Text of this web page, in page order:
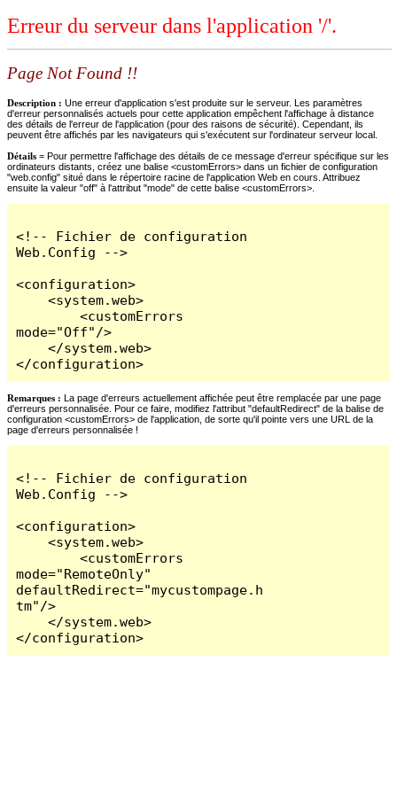
Erreur du serveur dans l'application '/'.
Page Not Found !!
Description : Une erreur d'application s'est produite sur le serveur. Les paramètres
d'erreur personnalisés actuels pour cette application empêchent l'affichage à distance
des détails de l'erreur de l'application (pour des raisons de sécurité). Cependant, ils
peuvent être affichés par les navigateurs qui s'exécutent sur l'ordinateur serveur local.
Détails = Pour permettre l'affichage des détails de ce message d'erreur spécifique sur les
ordinateurs distants, créez une balise <customErrors> dans un fichier de configuration
"web.config" situé dans le répertoire racine de l'application Web en cours. Attribuez
ensuite la valeur "off" à l'attribut "mode" de cette balise <customErrors>.
<!-- Fichier de configuration
Web.Config -->
<configuration>
    <system.web>
        <customErrors
mode="Off"/>
    </system.web>
</configuration>
Remarques : La page d'erreurs actuellement affichée peut être remplacée par une page
d'erreurs personnalisée. Pour ce faire, modifiez l'attribut "defaultRedirect" de la balise de
configuration <customErrors> de l'application, de sorte qu'il pointe vers une URL de la
page d'erreurs personnalisée !
<!-- Fichier de configuration
Web.Config -->
<configuration>
    <system.web>
        <customErrors
mode="RemoteOnly"
defaultRedirect="mycustompage.h
tm"/>
    </system.web>
</configuration>